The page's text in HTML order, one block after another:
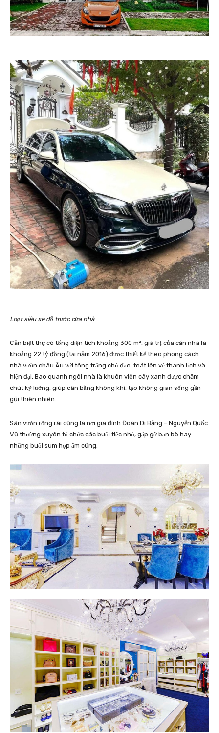
Loạt siêu xe đỗ trước cửa nhà
Căn biệt thự có tổng diện tích khoảng 300 m², giá trị của căn nhà là
khoảng 22 tỷ đồng (tại năm 2016) được thiết kế theo phong cách
nhà vườn châu Âu với tông trắng chủ đạo, toát lên vẻ thanh lịch và
hiện đại. Bao quanh ngôi nhà là khuôn viên cây xanh được chăm
chút kỹ lưỡng, giúp cân bằng không khí, tạo không gian sống gần
gũi thiên nhiên.
Sân vườn rộng rãi cũng là nơi gia đình Đoàn Di Băng – Nguyễn Quốc
Vũ thường xuyên tổ chức các buổi tiệc nhỏ, gặp gỡ bạn bè hay
những buổi sum họp ấm cúng.